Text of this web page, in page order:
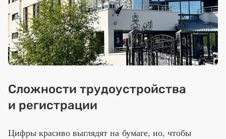
Сложности трудоустройства
и регистрации
Цифры красиво выглядят на бумаге, но, чтобы